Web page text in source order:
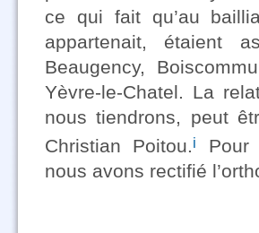
ce qui fait qu’au
appartenait, étaient
Beaugency,
Yèvre-le-Chatel. La
nous tiendrons, peut
Christian Poitou.i
Pour
nous avons rectifié